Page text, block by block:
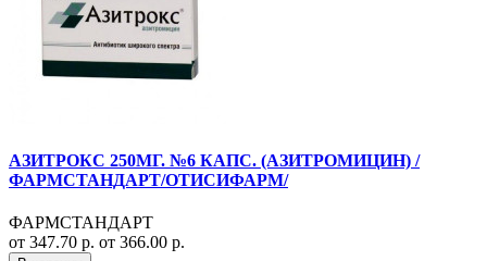
АЗИТРОКС 250МГ. №6 КАПС. (АЗИТРОМИЦИН) /
ФАРМСТАНДАРТ/ОТИСИФАРМ/
ФАРМСТАНДАРТ
от 347.70 р. от 366.00 р.